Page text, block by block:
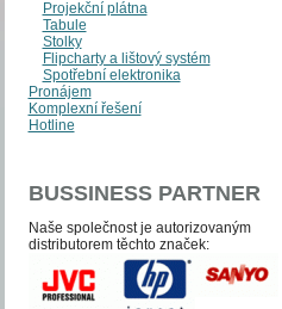
Projekční plátna
Tabule
Stolky
Flipcharty a lištový systém
Spotřební elektronika
Pronájem
Komplexní řešení
Hotline
BUSSINESS PARTNER
Naše společnost je auto­­ri­zo­va­ným
distri­bu­to­­rem těchto zna­ček: